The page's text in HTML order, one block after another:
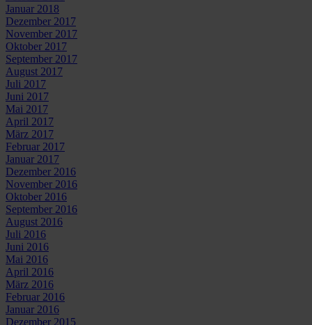
Januar 2018
Dezember 2017
November 2017
Oktober 2017
September 2017
August 2017
Juli 2017
Juni 2017
Mai 2017
April 2017
März 2017
Februar 2017
Januar 2017
Dezember 2016
November 2016
Oktober 2016
September 2016
August 2016
Juli 2016
Juni 2016
Mai 2016
April 2016
März 2016
Februar 2016
Januar 2016
Dezember 2015